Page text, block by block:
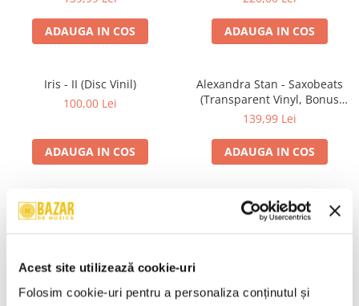
Acest site utilizează cookie-uri
Folosim cookie-uri pentru a personaliza conținutul și
ADAUGA IN COS ADAUGA IN COS
Iris - II (Disc Vinil)
100,00 Lei
ADAUGA IN COS
Alexandra Stan - Saxobeats
(Transparent Vinyl, Bonus
Tracks) ) (Disc Vinil)
139,99 Lei
ADAUGA IN COS
Unknown Artist - Povești ,
(Casetă Audio)
ADAUGA IN COS
Genesis - We Can't Dance,
(CD)